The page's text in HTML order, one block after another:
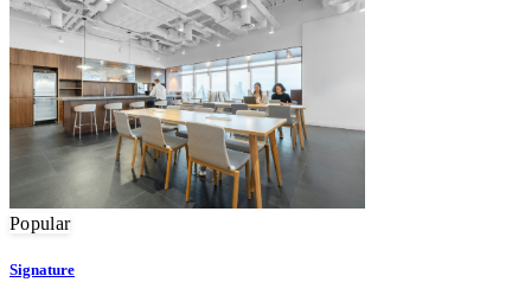
Popular
Signature